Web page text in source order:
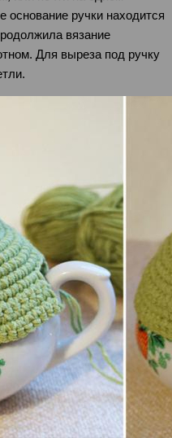
основание ручки находится
вязание
Для выреза под ручку